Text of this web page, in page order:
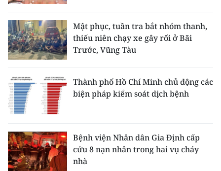
Mật phục, tuần tra bắt nhóm thanh,
thiếu niên chạy xe gây rối ở Bãi
Trước, Vũng Tàu
Thành phố Hồ Chí Minh chủ động các
biện pháp kiểm soát dịch bệnh
Bệnh viện Nhân dân Gia Định cấp
cứu 8 nạn nhân trong hai vụ cháy
nhà